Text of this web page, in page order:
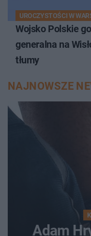
UROCZYSTOŚCI W
Wojsko Polskie
generalna na
tłumy
NAJNOWSZE
Adam